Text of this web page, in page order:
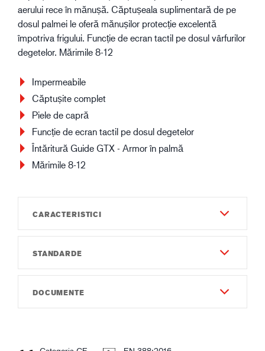
aerului rece în mănușă. Căptușeala suplimentară de pe
dosul palmei le oferă mănușilor protecție excelentă
împotriva frigului. Funcție de ecran tactil pe dosul vârfurilor
degetelor. Mărimile 8-12
Impermeabile
Căptușite complet
Piele de capră
Funcție de ecran tactil pe dosul degetelor
Întăritură Guide GTX - Armor în palmă
Mărimile 8-12
CARACTERISTICI
Material & Construcție - Exterior
Poliester
Model de prindere din silicon
Guide GTX - Armor
STANDARDE
3242XDOCUMENTE